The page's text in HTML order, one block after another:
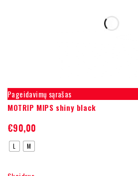
Pageidavimų sąrašas
MOTRIP MIPS shiny black
€90,00
L M